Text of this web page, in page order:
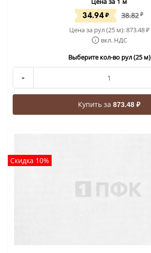
34.94₽ 38.82 ₽
Цена за рул (25 м):873.48₽
вкл. НДС
Выберите кол-во рул (25 м)
-
Купить за 873.48 ₽
Скидка 10%